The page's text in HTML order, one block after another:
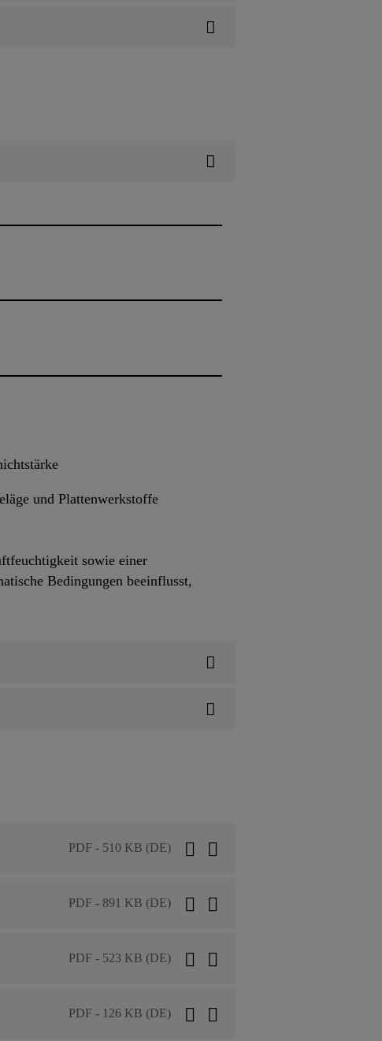
und Plattenwerkstoffe
sowie einer
Bedingungen beeinflusst,
PDF - 510 KB (DE)
PDF - 891 KB (DE)
PDF - 523 KB (DE)
PDF - 126 KB (DE)